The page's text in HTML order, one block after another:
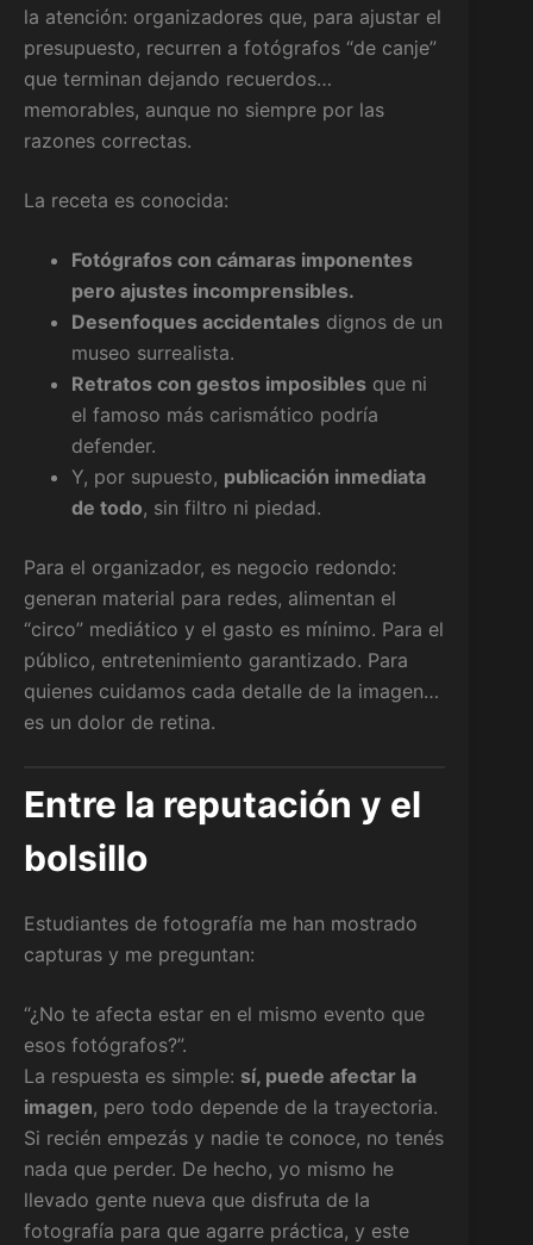
la atención: organizadores que, para ajustar el
presupuesto, recurren a fotógrafos “de canje”
que terminan dejando recuerdos…
memorables, aunque no siempre por las
razones correctas.
La receta es conocida:
Fotógrafos con cámaras imponentes
pero ajustes incomprensibles.
Desenfoques accidentales dignos de un
museo surrealista.
Retratos con gestos imposibles que ni
el famoso más carismático podría
defender.
Y, por supuesto, publicación inmediata
de todo, sin filtro ni piedad.
Para el organizador, es negocio redondo:
generan material para redes, alimentan el
“circo” mediático y el gasto es mínimo. Para el
público, entretenimiento garantizado. Para
quienes cuidamos cada detalle de la imagen…
es un dolor de retina.
Entre la reputación y el
bolsillo
Estudiantes de fotografía me han mostrado
capturas y me preguntan:
“¿No te afecta estar en el mismo evento que
esos fotógrafos?”.
La respuesta es simple: sí, puede afectar la
imagen, pero todo depende de la trayectoria.
Si recién empezás y nadie te conoce, no tenés
nada que perder. De hecho, yo mismo he
llevado gente nueva que disfruta de la
fotografía para que agarre práctica, y este